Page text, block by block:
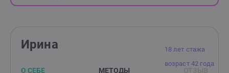
18 лет стажа
возраст 42 года
Ирина
О СЕБЕ МЕТОДЫ